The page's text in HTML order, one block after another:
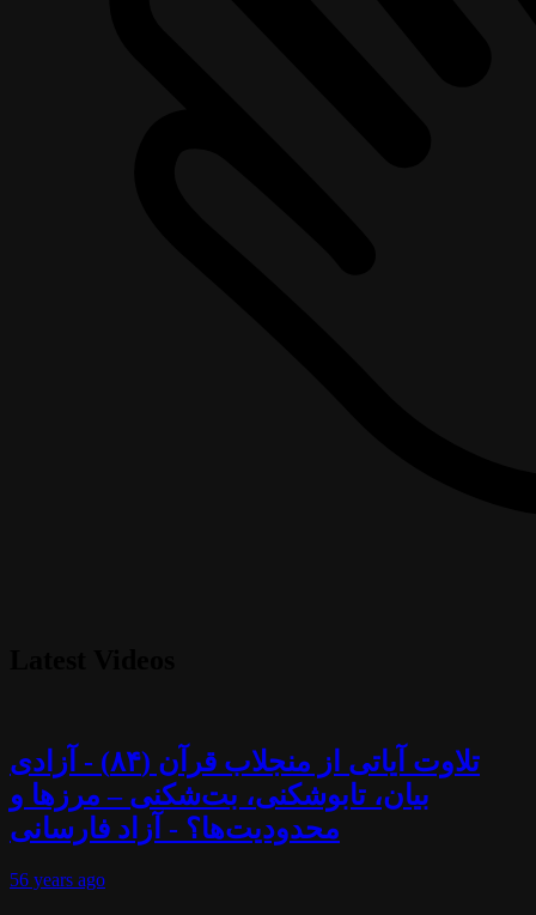
تلاوت آیاتی از منجلاب قرآن (۸۴) - آزادی
بیان، تابوشکنی، بت‌شکنی – مرزها و
محدودیت‌ها؟ - آزاد فارسانی
56 years ago